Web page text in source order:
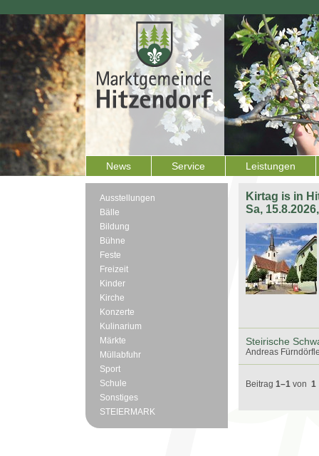
News Service Leistungen
Ausstellungen
Bälle
Bildung
Bühne
Feste
Freizeit
Kinder
Kirche
Konzerte
Kulinarium
Märkte
Müllabfuhr
Sport
Schule
Sonstiges
STEIERMARK
Kirtag is in
Sa,
Steirische
Andreas
Beitrag 1–1 von 1